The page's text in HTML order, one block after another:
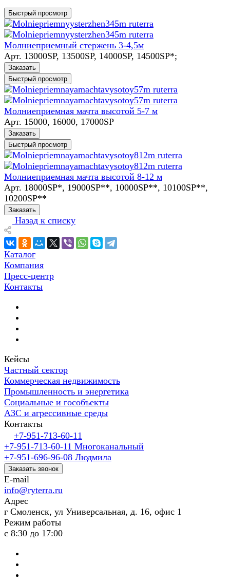
Быстрый просмотр
Молниеприемный стержень 3-4,5м
Арт. 13000SP, 13500SP, 14000SP, 14500SP*;
Заказать
Быстрый просмотр
Молниеприемная мачта высотой 5-7 м
Арт. 15000, 16000, 17000SP
Заказать
Быстрый просмотр
Молниеприемная мачта высотой 8-12 м
Арт. 18000SP*, 19000SP**, 10000SP**, 10100SP**,
10200SP**
Заказать
Назад к списку
Каталог
Компания
Пресс-центр
Контакты
Кейсы
Частный сектор
Коммерческая недвижимость
Промышленность и энергетика
Социальные и гособъекты
АЗС и агрессивные среды
Контакты
+7-951-713-60-11
+7-951-713-60-11 Многоканальный
+7-951-696-96-08 Людмила
Заказать звонок
E-mail
info@ryterra.ru
Адрес
г Смоленск, ул Универсальная, д. 16, офис 1
Режим работы
с 8:30 до 17:00